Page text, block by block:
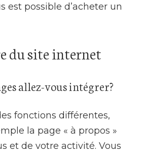
est possible d’acheter un
du site internet
allez-vous intégrer?
fonctions différentes,
la page « à propos »
et de votre activité. Vous